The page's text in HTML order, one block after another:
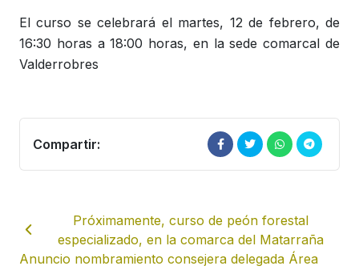
El curso se celebrará el martes, 12 de febrero, de
16:30 horas a 18:00 horas, en la sede comarcal de
Valderrobres
Compartir:
Próximamente, curso de peón forestal
especializado, en la comarca del Matarraña
Anuncio nombramiento consejera delegada Área